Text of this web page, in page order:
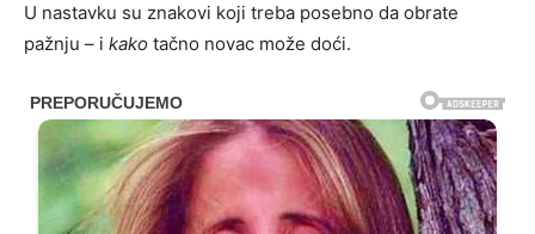
U nastavku su znakovi koji treba posebno da obrate
pažnju – i kako tačno novac može doći.